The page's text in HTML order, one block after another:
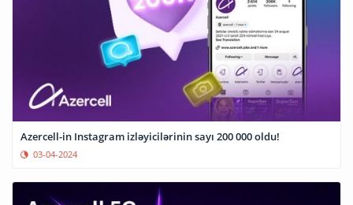
Azercell-in Instagram izləyicilərinin sayı 200 000 oldu!
03-04-2024